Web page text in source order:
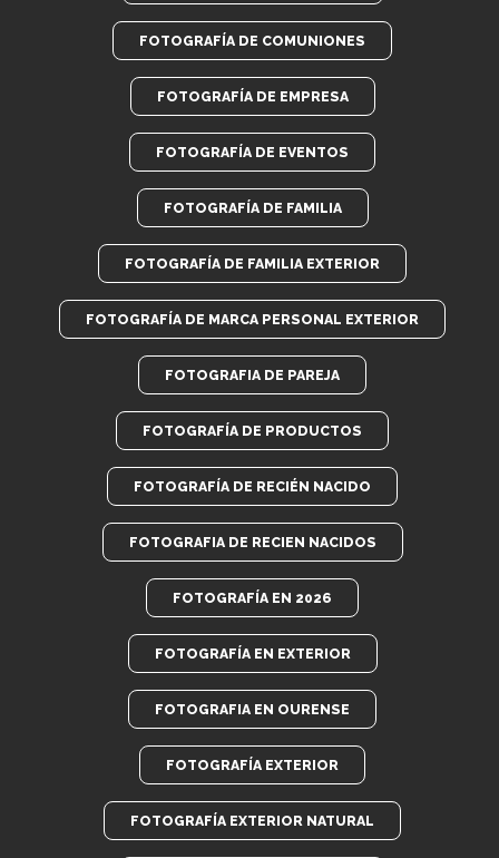
FOTOGRAFÍA DE COMUNIONES
FOTOGRAFÍA DE EMPRESA
FOTOGRAFÍA DE EVENTOS
FOTOGRAFÍA DE FAMILIA
FOTOGRAFÍA DE FAMILIA EXTERIOR
FOTOGRAFÍA DE MARCA PERSONAL EXTERIOR
FOTOGRAFIA DE PAREJA
FOTOGRAFÍA DE PRODUCTOS
FOTOGRAFÍA DE RECIÉN NACIDO
FOTOGRAFIA DE RECIEN NACIDOS
FOTOGRAFÍA EN 2026
FOTOGRAFÍA EN EXTERIOR
FOTOGRAFIA EN OURENSE
FOTOGRAFÍA EXTERIOR
FOTOGRAFÍA EXTERIOR NATURAL